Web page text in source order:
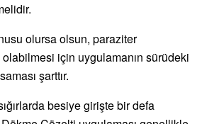
olursa olsun, paraziter
olabilmesi için uygulamanın sürüdeki
şarttır.
besiye girişte bir defa